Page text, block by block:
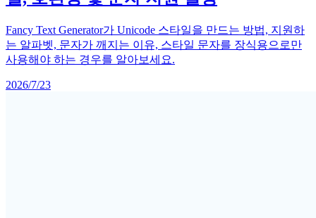
Fancy Text Generator가 Unicode 스타일을 만드는 방법, 지원하
는 알파벳, 문자가 깨지는 이유, 스타일 문자를 장식용으로만
사용해야 하는 경우를 알아보세요.
2026/7/23